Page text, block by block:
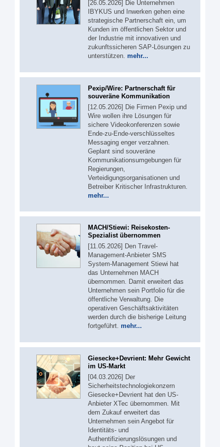
[26.05.2026] Die Unternehmen
IBYKUS und Inwerken gehen eine
strategische Partnerschaft ein, um
Kunden im öffentlichen Sektor und
der Industrie mit innovativen und
zukunftssicheren SAP-Lösungen zu
unterstützen. mehr...
Pexip/Wire: Partnerschaft für
souveräne Kommunikation
[12.05.2026] Die Firmen Pexip und
Wire wollen ihre Lösungen für
sichere Videokonferenzen sowie
Ende-zu-Ende-verschlüsseltes
Messaging enger verzahnen.
Geplant sind souveräne
Kommunikationsumgebungen für
Regierungen,
Verteidigungsorganisationen und
Betreiber Kritischer Infrastrukturen.
mehr...
MACH/Stiewi: Reisekosten-
Spezialist übernommen
[11.05.2026] Den Travel-
Management-Anbieter SMS
System-Management Stiewi hat
das Unternehmen MACH
übernommen. Damit erweitert das
Unternehmen sein Portfolio für die
öffentliche Verwaltung. Die
operativen Geschäftsaktivitäten
werden durch die bisherige Leitung
fortgeführt. mehr...
Giesecke+Devrient: Mehr Gewicht
im US-Markt
[04.03.2026] Der
Sicherheitstechnologiekonzern
Giesecke+Devrient hat den US-
Anbieter XTec übernommen. Mit
dem Zukauf erweitert das
Unternehmen sein Angebot für
Identitäts- und
Authentifizierungslösungen und